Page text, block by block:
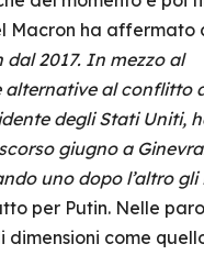
Macron ha affermato
2017. In mezzo al
alternative al conflitto
degli Stati Uniti,
giugno a
uno dopo l’altro gli
per Putin. Nelle
come